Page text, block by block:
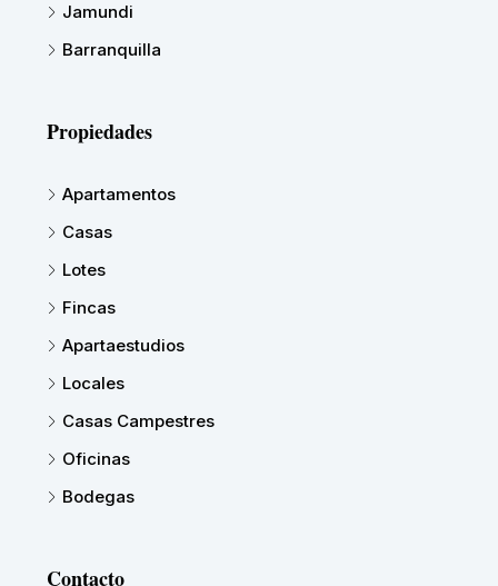
Jamundi
Barranquilla
Propiedades
Apartamentos
Casas
Lotes
Fincas
Apartaestudios
Locales
Casas Campestres
Oficinas
Bodegas
Contacto